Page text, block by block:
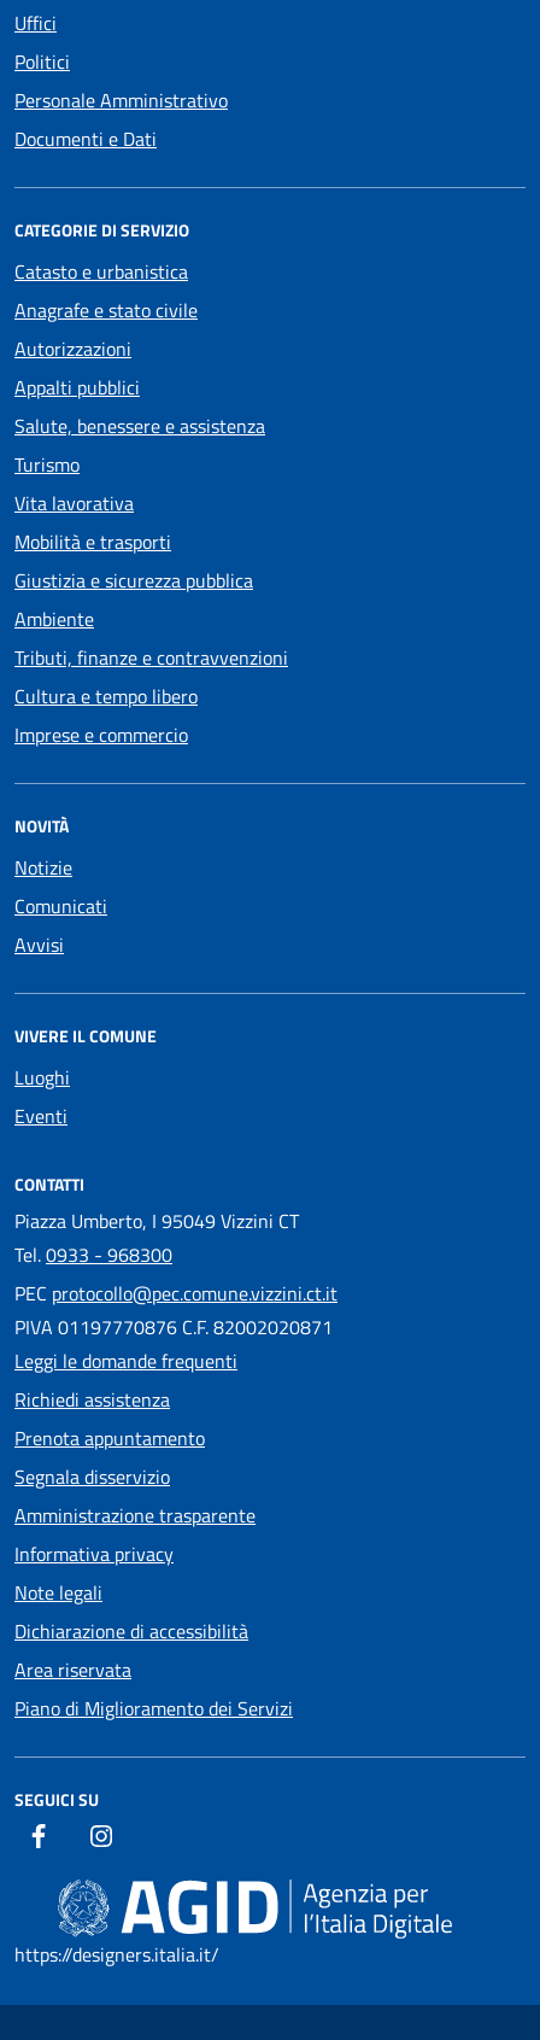
Uffici
Politici
Personale Amministrativo
Documenti e Dati
CATEGORIE DI SERVIZIO
Catasto e urbanistica
Anagrafe e stato civile
Autorizzazioni
Appalti pubblici
Salute, benessere e assistenza
Turismo
Vita lavorativa
Mobilità e trasporti
Giustizia e sicurezza pubblica
Ambiente
Tributi, finanze e contravvenzioni
Cultura e tempo libero
Imprese e commercio
NOVITÀ
Notizie
Comunicati
Avvisi
VIVERE IL COMUNE
Luoghi
Eventi
CONTATTI
Piazza Umberto, I 95049 Vizzini CT
Tel.0933 - 968300
PEC protocollo@pec.comune.vizzini.ct.it
PIVA 01197770876 C.F. 82002020871
Leggi le domande frequenti
Richiedi assistenza
Prenota appuntamento
Segnala disservizio
Amministrazione trasparente
Informativa privacy
Note legali
Dichiarazione di accessibilità
Area riservata
Piano di Miglioramento dei Servizi
SEGUICI SU
https://designers.italia.it/